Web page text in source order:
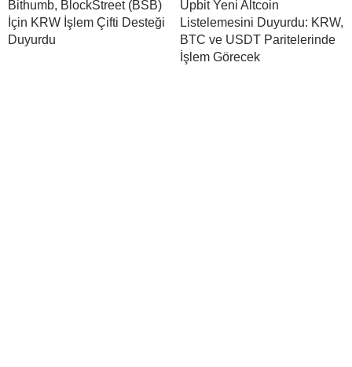
Bithumb, BlockStreet (BSB)
İçin KRW İşlem Çifti Desteği
Duyurdu
Upbit Yeni Altcoin
Listelemesini Duyurdu: KRW,
BTC ve USDT Paritelerinde
İşlem Görecek